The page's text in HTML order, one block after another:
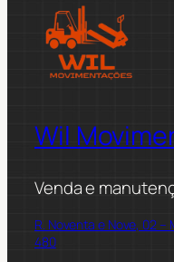
Wil
Venda e
R. Noventa e Nove, 02 –
480